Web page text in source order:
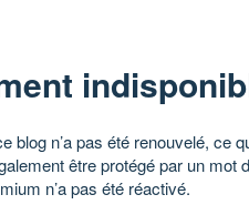
blog n’a pas été renouvelé, ce
être protégé par un mot
n’a pas été réactivé.